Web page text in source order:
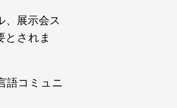
、展示会ス
とされま
語コミュニ